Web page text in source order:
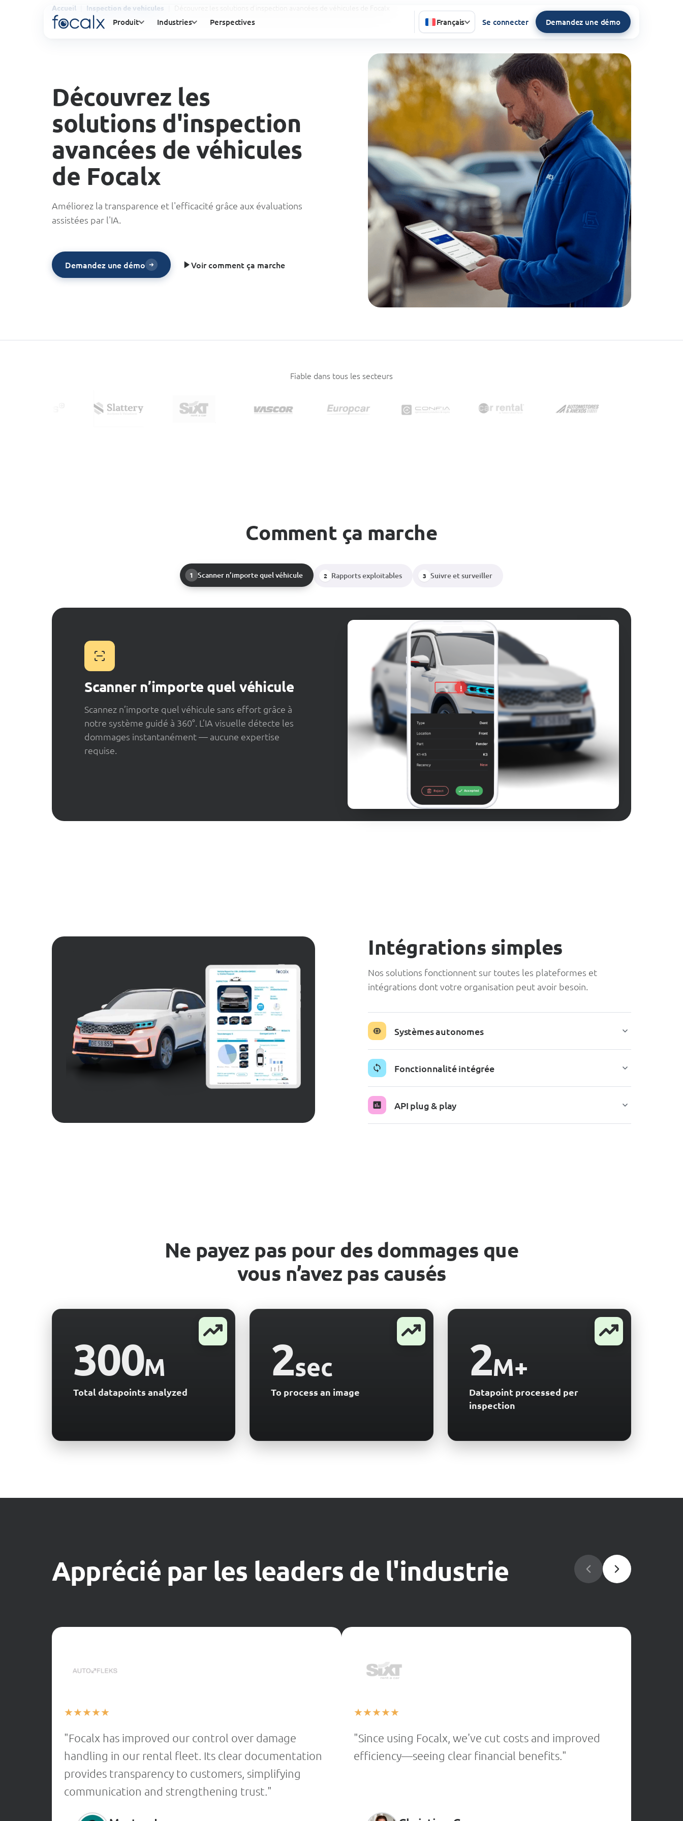
Produit Industries Perspectives Français Se connecter Demandez une démo
Accueil Inspection de vehicules Découvrez les solutions d’inspection avancées de véhicules de Focalx
Découvrez les
solutions d'inspection
avancées de véhicules
de Focalx
Améliorez la transparence et l'efficacité grâce aux évaluations
assistées par l'IA.
Demandez une démo Voir comment ça marche
Fiable dans tous les secteurs
Comment ça marche
1 Scanner n’importe quel véhicule 2 Rapports exploitables 3 Suivre et surveiller
Scanner n’importe quel véhicule
Scannez n’importe quel véhicule sans effort grâce à
notre système guidé à 360°. L’IA visuelle détecte les
dommages instantanément — aucune expertise
requise.
Intégrations simples
Nos solutions fonctionnent sur toutes les plateformes et
intégrations dont votre organisation peut avoir besoin.
Systèmes autonomes
Fonctionnalité intégrée
API plug & play
Ne payez pas pour des dommages que
vous n’avez pas causés
300M
Total datapoints analyzed
2sec
To process an image
2M+
Datapoint processed per
inspection
Apprécié par les leaders de l'industrie
★★★★★
"Focalx has improved our control over damage
handling in our rental fleet. Its clear documentation
provides transparency to customers, simplifying
communication and strengthening trust."
★★★★★
"Since using Focalx, we've cut costs and improved
efficiency—seeing clear financial benefits."